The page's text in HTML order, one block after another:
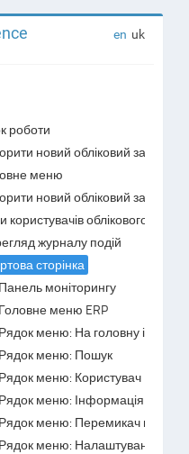
en uk
роботи
новий обліковий запис
меню
новий обліковий запис
користувачів облікового запису
журналу подій
сторінка
Панель моніторингу
Головне меню ERP
Рядок меню: На головну і кнопка
Рядок меню: Пошук
Рядок меню: Користувач
Рядок меню: Інформація
Рядок меню: Перемикач мови
Рядок меню: Налаштування